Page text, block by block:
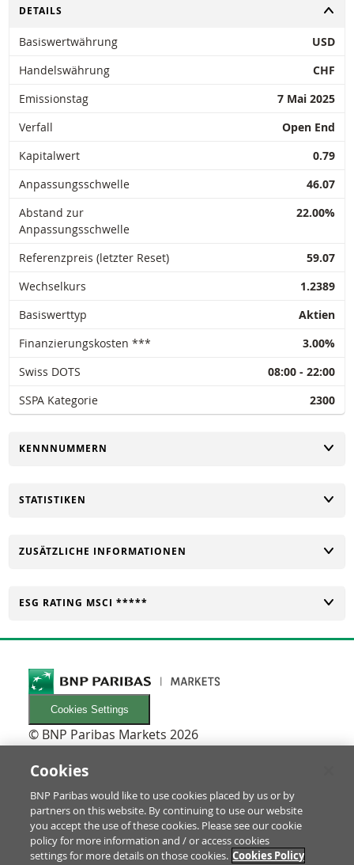
Restrike history xlsx
UMSCHALTEN
DETAILS
Basiswertwährung
USD
Handelswährung
CHF
Emissionstag
7 Mai 2025
Verfall
Open End
Kapitalwert
0.79
Anpassungsschwelle
46.07
Abstand zur
Anpassungsschwelle
22.00%
Referenzpreis (letzter Reset)
59.07
Wechselkurs
1.2389
Basiswerttyp
Aktien
Finanzierungskosten ***
3.00%
Swiss DOTS
08:00 - 22:00
SSPA Kategorie
2300
UMSCHALTEN
KENNNUMMERN
UMSCHALTEN
STATISTIKEN
UMSCHALTEN
ZUSÄTZLICHE INFORMATIONEN
UMSCHALTEN
ESG RATING MSCI *****
Cookies Settings
© BNP Paribas Markets 2026
Newsletters
Glossar
RECHTLICHES
Nutzungsbedingungen/Rechtliche Hinweise
Prospekt & Anleger-Informationen
Cookies
BNP Paribas would like to use cookies placed by us or by
partners on this website. By continuing to use our website
you accept the use of these cookies. Please see our cookie
policy for more information and / or access cookies
settings for more details on those cookies. Cookies Policy